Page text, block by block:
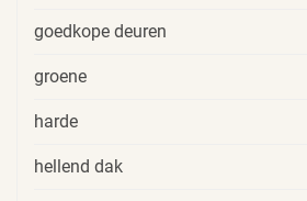
goedkope deuren
groene
harde
hellend dak